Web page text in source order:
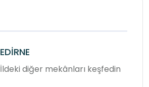
EDİRNE
İldeki diğer mekânları keşfedin